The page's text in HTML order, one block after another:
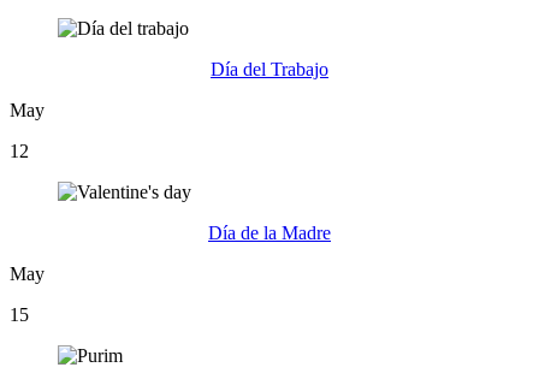
Día del Trabajo
May
12
Día de la Madre
May
15